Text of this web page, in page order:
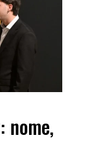
nome,